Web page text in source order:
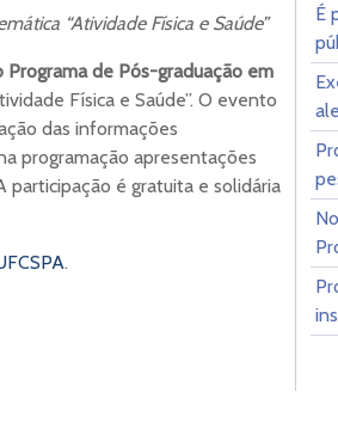
“Atividade Física e Saúde”
Programa de Pós-graduação em
Física e Saúde”. O evento
das informações
programação apresentações
participação é gratuita e solidária
.
É